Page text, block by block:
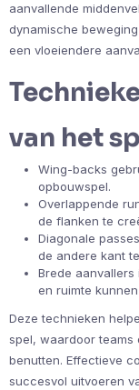
aanvallende
dynamische
een vloeiendere
van het
Wing-backs
opbouwspel.
Overlappende
de flanken te
Diagonale
de andere kant
Brede
en ruimte
Deze technieken
spel, waardoor teams
benutten. Effectieve
succesvol uitvoeren